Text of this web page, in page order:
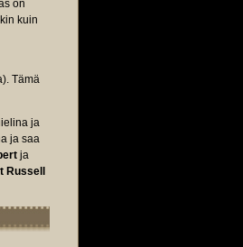
on
kuin
Tämä
ja
ja saa
ja
Russell